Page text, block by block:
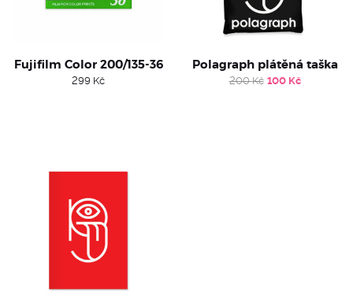
Fujifilm Color 200/135-36
299 Kč
Polagraph plátěná taška
200Kč Original
100 KčCurrent